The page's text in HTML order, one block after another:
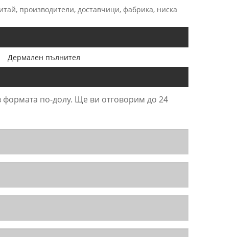
производители, доставчици, фабрика, ниска
Дермален пълнител
формата по-долу. Ще ви отговорим до 24